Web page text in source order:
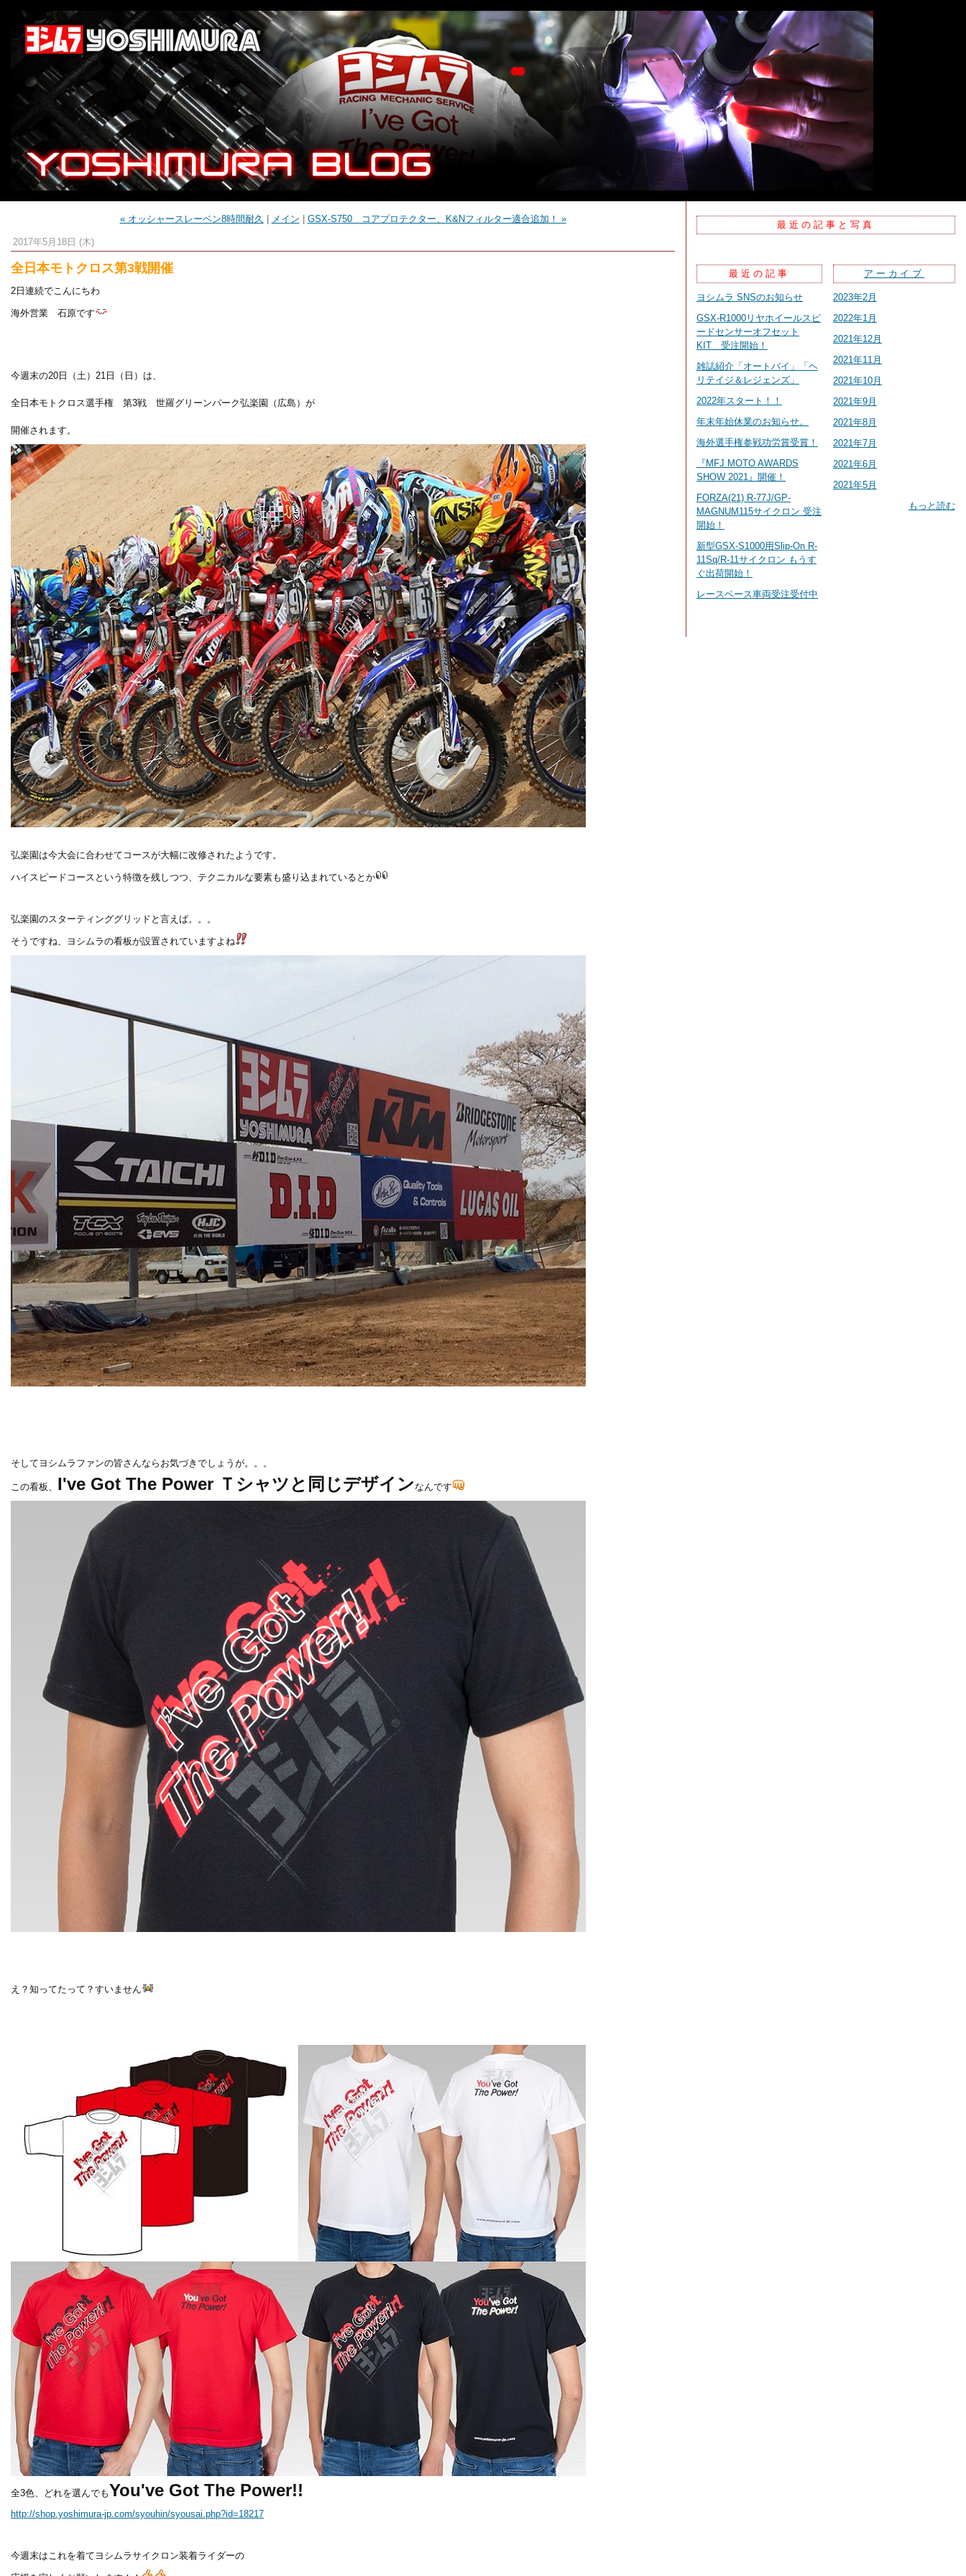
« オッシャースレーベン8時間耐久 メイン GSX-S750 コアプロテクター、K&Nフィルター適合追加！ »
2017年5月18日 (木)
全日本モトクロス第3戦開催
2日連続でこんにちわ
海外営業 石原です
今週末の20日（土）21日（日）は、
全日本モトクロス選手権 第3戦 世羅グリーンパーク弘楽園（広島）が
開催されます。
弘楽園は今大会に合わせてコースが大幅に改修されたようです。
ハイスピードコースという特徴を残しつつ、テクニカルな要素も盛り込まれているとか
弘楽園のスターティンググリッドと言えば。。。
そうですね、ヨシムラの看板が設置されていますよね
そしてヨシムラファンの皆さんならお気づきでしょうが。。。
この看板、 I've Got The Power Ｔシャツと同じデザイン なんです
え？知ってたって？すいません
全3色、どれを選んでもYou've Got The Power!!
http://shop.yoshimura-jp.com/syouhin/syousai.php?id=18217
今週末はこれを着てヨシムラサイクロン装着ライダーの
最近の記事と写真
最近の記事
ヨシムラ SNSのお知らせ
GSX-R1000リヤホイールスピ
ードセンサーオフセット
KIT 受注開始！
雑誌紹介「オートバイ」「ヘ
リテイジ＆レジェンズ」
2022年スタート！！
年末年始休業のお知らせ。
海外選手権参戦功労賞受賞！
『MFJ MOTO AWARDS
SHOW 2021』開催！
FORZA(21) R-77J/GP-
MAGNUM115サイクロン 受注
開始！
新型GSX-S1000用Slip-On R-
11Sq/R-11サイクロン もうす
ぐ出荷開始！
レースベース車両受注受付中
アーカイブ
2023年2月
2022年1月
2021年12月
2021年11月
2021年10月
2021年9月
2021年8月
2021年7月
2021年6月
2021年5月
もっと読む